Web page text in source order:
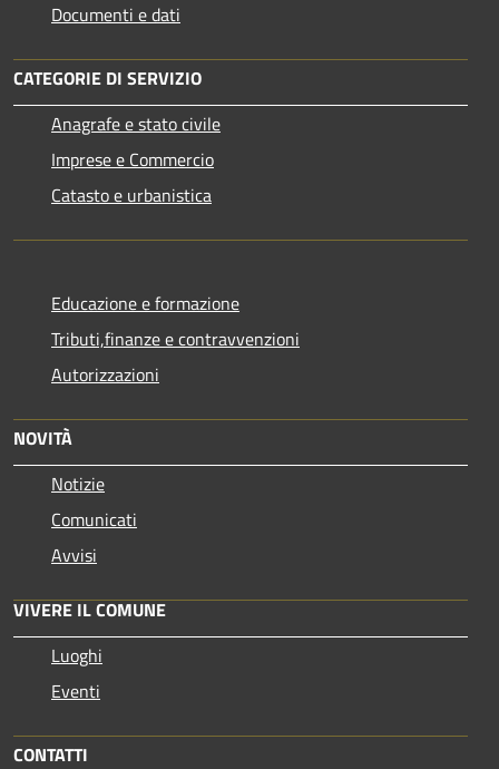
Documenti e dati
CATEGORIE DI SERVIZIO
Anagrafe e stato civile
Imprese e Commercio
Catasto e urbanistica
Educazione e formazione
Tributi,finanze e contravvenzioni
Autorizzazioni
NOVITÀ
Notizie
Comunicati
Avvisi
VIVERE IL COMUNE
Luoghi
Eventi
CONTATTI